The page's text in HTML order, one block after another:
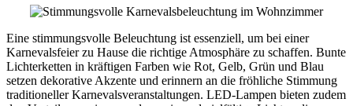
Eine stimmungsvolle Beleuchtung ist essenziell, um bei einer
Karnevalsfeier zu Hause die richtige Atmosphäre zu schaffen. Bunte
Lichterketten in kräftigen Farben wie Rot, Gelb, Grün und Blau
setzen dekorative Akzente und erinnern an die fröhliche Stimmung
traditioneller Karnevalsveranstaltungen. LED-Lampen bieten zudem